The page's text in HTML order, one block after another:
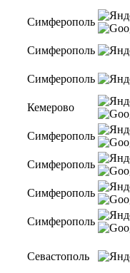
Симферополь
Симферополь
Симферополь
Кемерово
Симферополь
Симферополь
Симферополь
Симферополь
Севастополь